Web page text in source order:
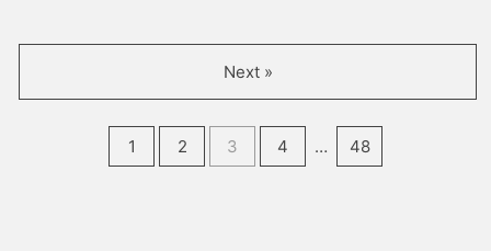
1 2 3 4 … 48
Next »